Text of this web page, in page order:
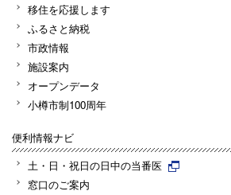
移住を応援します
ふるさと納税
市政情報
施設案内
オープンデータ
小樽市制100周年
便利情報ナビ
土・日・祝日の日中の当番医
窓口のご案内